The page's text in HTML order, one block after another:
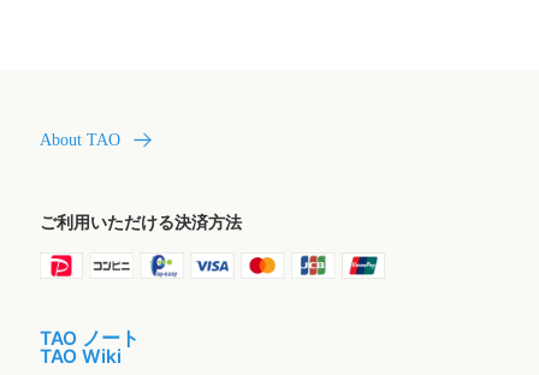
About TAO
ご利用いただける決済方法
TAO ノート
TAO Wiki